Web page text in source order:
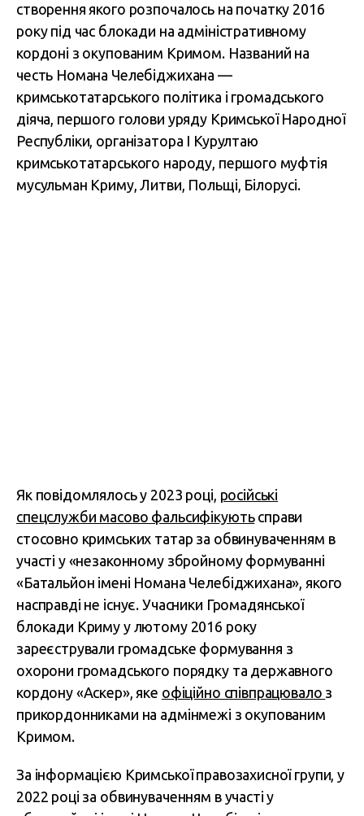
створення якого розпочалось на початку 2016
року під час блокади на адміністративному
кордоні з окупованим Кримом. Названий на
честь Номана Челебіджихана —
кримськотатарського політика і громадського
діяча, першого голови уряду Кримської Народної
Республіки, організатора I Курултаю
кримськотатарського народу, першого муфтія
мусульман Криму, Литви, Польщі, Білорусі.
Як повідомлялось у 2023 році, російські
спецслужби масово фальсифікуютьсправи
стосовно кримських татар за обвинуваченням в
участі у «незаконному збройному формуванні
«Батальйон імені Номана Челебіджихана», якого
насправді не існує. Учасники Громадянської
блокади Криму у лютому 2016 року
зареєстрували громадське формування з
охорони громадського порядку та державного
кордону «Аскер», яке офіційно співпрацювало з
прикордонниками на адмінмежі з окупованим
Кримом.
За інформацією Кримської правозахисної групи, у
2022 році за обвинуваченням в участі у